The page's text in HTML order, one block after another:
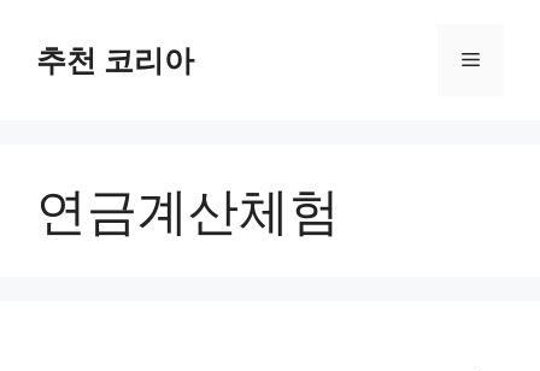
추천 코리아 메
연금계산체험